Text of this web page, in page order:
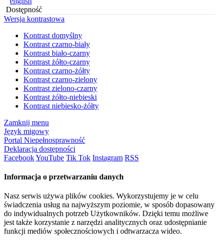
Dostępność
Wersja kontrastowa
Kontrast domyślny
Kontrast czarno-biały
Kontrast biało-czarny
Kontrast żółto-czarny
Kontrast czarno-żółty
Kontrast czarno-zielony
Kontrast zielono-czarny
Kontrast żółto-niebieski
Kontrast niebiesko-żółty
Zamknij menu
Język migowy
Portal Niepełnosprawność
Deklaracja dostępności
FacebookYouTube Tik Tok Instagram RSS
Informacja o przetwarzaniu danych
Nasz serwis używa plików cookies. Wykorzystujemy je w celu
świadczenia usług na najwyższym poziomie, w sposób dopasowany
do indywidualnych potrzeb Użytkowników. Dzięki temu możliwe
jest także korzystanie z narzędzi analitycznych oraz udostępnianie
funkcji mediów społecznościowych i odtwarzacza wideo.